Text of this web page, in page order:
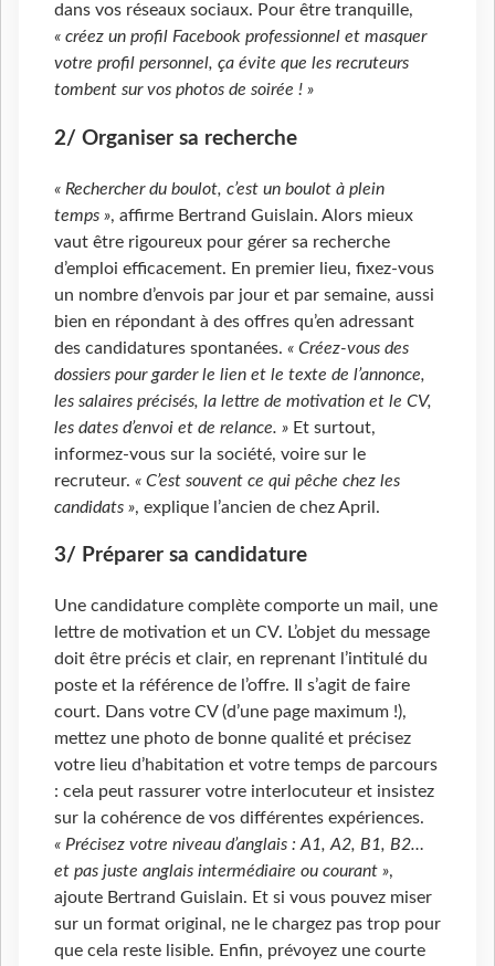
dans vos réseaux sociaux. Pour être tranquille,
« créez un profil Facebook professionnel et masquer
votre profil personnel, ça évite que les recruteurs
tombent sur vos photos de soirée ! »
2/ Organiser sa recherche
« Rechercher du boulot, c’est un boulot à plein
temps », affirme Bertrand Guislain. Alors mieux
vaut être rigoureux pour gérer sa recherche
d’emploi efficacement. En premier lieu, fixez-vous
un nombre d’envois par jour et par semaine, aussi
bien en répondant à des offres qu’en adressant
des candidatures spontanées. « Créez-vous des
dossiers pour garder le lien et le texte de l’annonce,
les salaires précisés, la lettre de motivation et le CV,
les dates d’envoi et de relance. » Et surtout,
informez-vous sur la société, voire sur le
recruteur. « C’est souvent ce qui pêche chez les
candidats », explique l’ancien de chez April.
3/ Préparer sa candidature
Une candidature complète comporte un mail, une
lettre de motivation et un CV. L’objet du message
doit être précis et clair, en reprenant l’intitulé du
poste et la référence de l’offre. Il s’agit de faire
court. Dans votre CV (d’une page maximum !),
mettez une photo de bonne qualité et précisez
votre lieu d’habitation et votre temps de parcours
: cela peut rassurer votre interlocuteur et insistez
sur la cohérence de vos différentes expériences.
« Précisez votre niveau d’anglais : A1, A2, B1, B2…
et pas juste anglais intermédiaire ou courant »,
ajoute Bertrand Guislain. Et si vous pouvez miser
sur un format original, ne le chargez pas trop pour
que cela reste lisible. Enfin, prévoyez une courte